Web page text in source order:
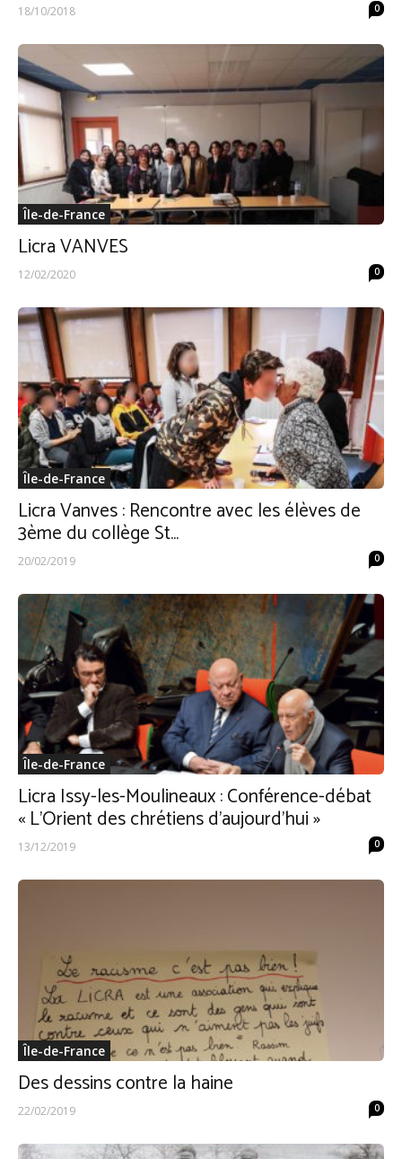
18/10/2018 0
Île-de-France
Licra VANVES
12/02/2020 0
Île-de-France
Licra Vanves : Rencontre avec les élèves de
3ème du collège St...
20/02/2019 0
Île-de-France
Licra Issy-les-Moulineaux : Conférence-débat
« L’Orient des chrétiens d’aujourd’hui »
13/12/2019 0
Île-de-France
Des dessins contre la haine
22/02/2019 0